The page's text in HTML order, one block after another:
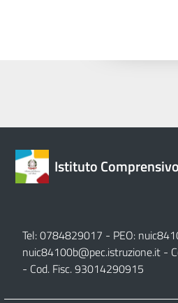
Istituto
Tel: 0784829017 - PEO:
nuic84100b@pec.istruzione.it -
- Cod. Fisc. 93014290915